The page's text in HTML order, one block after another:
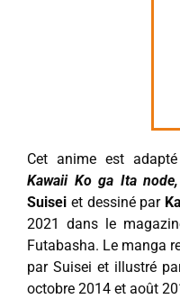
Cet anime est
Kawaii Ko ga Ita
Suisei et dessiné par
2021 dans le
Futabasha. Le manga
par Suisei et illustré
octobre 2014 et août